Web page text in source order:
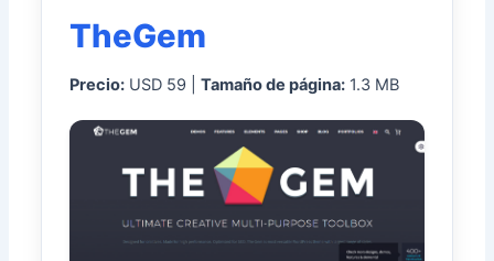
TheGem
Precio: USD 59 |Tamaño de página: 1.3 MB